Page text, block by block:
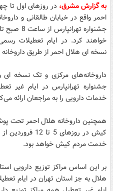
به گزارش مشرق،
خواهند کرد. در ایام تعطیلات
نسخه ای هلال احمر از طریق
خدمات دارویی را به مراجعان ارائه
همچنین داروخانه هلال احمر
خدمت مردم کیش خواهد بود.
بر این اساس مراکز توزیع